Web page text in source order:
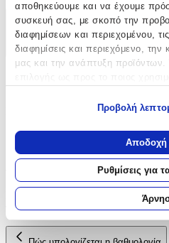
αποθηκεύουμε και να έχουμε
συσκευή σας, με σκοπό την
διαφημίσεων και περιεχομένου,
διαφημίσεις και περιεχόμενο, την
μας και την ανάπτυξη προϊόντων.
Να συλλέξουμε
σας τοποθεσία, οι οποίες
απόσταση μερικών μέτρων
Να αναγνωρίσουμε τη
για συγκεκριμένα
Μάθετε περισσότερα σχετικά με
προσωπικών σας δεδομένων και
στηνενότητα “Λεπτομέρειες”.
Προβολή
Αποδοχή
Ρυθμίσεις για
Χαρακτηριστικά
+
Χαρακτηριστικά
Αξιολογήσεις
Προς το παρόν δεν υπάρχουν άλλες
προστεθούν, θα εμφανιστούν εδώ.